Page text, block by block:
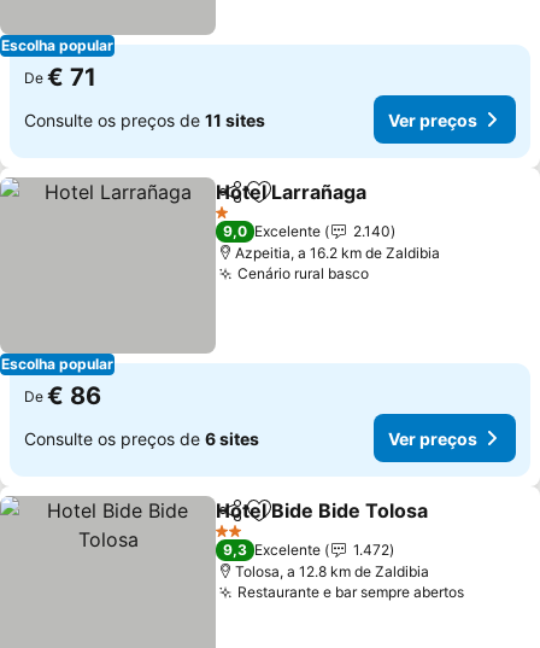
Escolha popular
De € 71
Consulte os preços de 11 sites Ver preços
Escolha popular
PartilharAdicionar aos favoritos
Hotel Larrañaga
1 Estrelas
9,0 Excelente
2.140
Azpeitia, a 16.2 km de Zaldibia
Cenário rural bascoVer preços
De € 86
Consulte os preços de 6 sites Ver preços
PartilharAdicionar aos favoritos
Hotel Bide Bide Tolosa
2 Estrelas
9,3 Excelente
1.472
Tolosa, a 12.8 km de Zaldibia
Restaurante e bar sempre abertosVer